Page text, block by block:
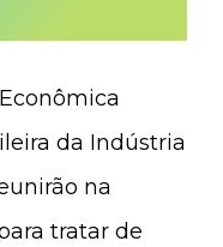
da Indústria
na
tratar de